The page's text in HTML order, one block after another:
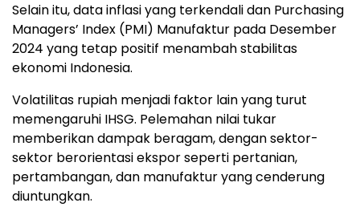
Selain itu, data inflasi yang terkendali dan Purchasing
Managers’ Index (PMI) Manufaktur pada Desember
2024 yang tetap positif menambah stabilitas
ekonomi Indonesia.
Volatilitas rupiah menjadi faktor lain yang turut
memengaruhi IHSG. Pelemahan nilai tukar
memberikan dampak beragam, dengan sektor-
sektor berorientasi ekspor seperti pertanian,
pertambangan, dan manufaktur yang cenderung
diuntungkan.